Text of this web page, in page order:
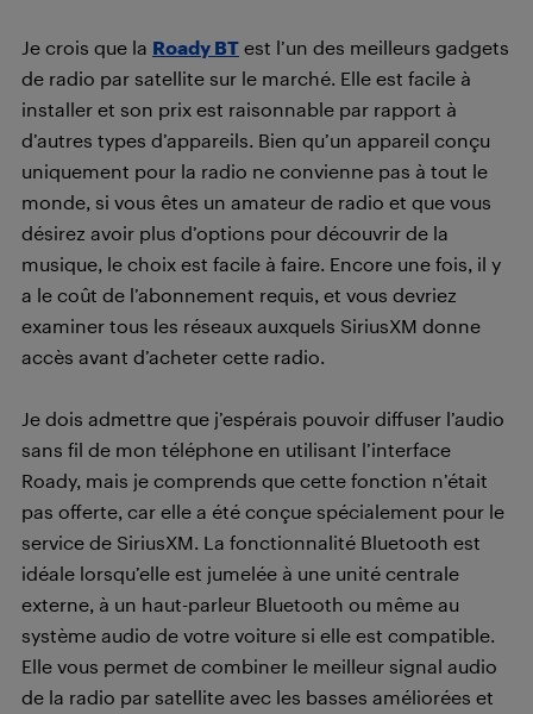
Je crois que la Roady BT est l’un des meilleurs gadgets
de radio par satellite sur le marché. Elle est facile à
installer et son prix est raisonnable par rapport à
d’autres types d’appareils. Bien qu’un appareil conçu
uniquement pour la radio ne convienne pas à tout le
monde, si vous êtes un amateur de radio et que vous
désirez avoir plus d’options pour découvrir de la
musique, le choix est facile à faire. Encore une fois, il y
a le coût de l’abonnement requis, et vous devriez
examiner tous les réseaux auxquels SiriusXM donne
accès avant d’acheter cette radio.
Je dois admettre que j’espérais pouvoir diffuser l’audio
sans fil de mon téléphone en utilisant l’interface
Roady, mais je comprends que cette fonction n’était
pas offerte, car elle a été conçue spécialement pour le
service de SiriusXM. La fonctionnalité Bluetooth est
idéale lorsqu’elle est jumelée à une unité centrale
externe, à un haut-parleur Bluetooth ou même au
système audio de votre voiture si elle est compatible.
Elle vous permet de combiner le meilleur signal audio
de la radio par satellite avec les basses améliorées et